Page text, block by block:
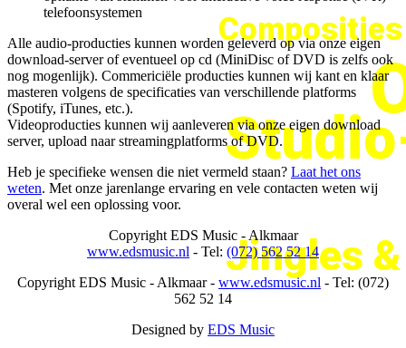
Jingles
telefoonsystemen
Alle audio-producties kunnen worden geleverd op via onze eigen
download-server of eventueel op cd (MiniDisc of DVD is zelfs ook
nog mogenlijk). Commericiële producties kunnen wij kant en klaar
masteren volgens de specificaties van verschillende platforms
(Spotify, iTunes, etc.).
Videoproducties kunnen wij aanleveren via onze eigen download
server, upload naar streamingplatforms of DVD.
Heb je specifieke wensen die niet vermeld staan? Laat het ons
weten. Met onze jarenlange ervaring en vele contacten weten wij
overal wel een oplossing voor.
Copyright EDS Music - Alkmaar
www.edsmusic.nl - Tel: (072) 562 52 14
Copyright EDS Music - Alkmaar - www.edsmusic.nl - Tel: (072)
562 52 14
Designed by EDS Music